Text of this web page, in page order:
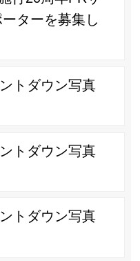
ターを募集し
トダウン写真
トダウン写真
トダウン写真